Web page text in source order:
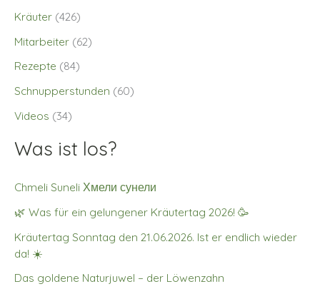
Kräuter (426)
Mitarbeiter (62)
Rezepte (84)
Schnupperstunden (60)
Videos (34)
Was ist los?
Chmeli Suneli Хмели сунели
🌿 Was für ein gelungener Kräutertag 2026! 🥳
Kräutertag Sonntag den 21.06.2026. Ist er endlich wieder
da! ☀️
Das goldene Naturjuwel – der Löwenzahn